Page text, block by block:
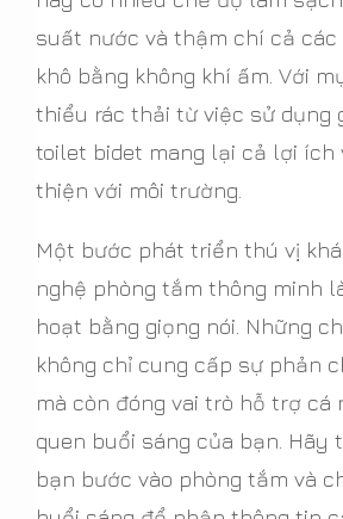
suất nước và thậm chí cả
khô bằng không khí ấm. Với
thiểu rác thải từ việc sử dụng
toilet bidet mang lại cả lợi ích
thiện với môi trường.
Một bước phát triển thú vị
nghệ phòng tắm thông minh
hoạt bằng giọng nói. Những
không chỉ cung cấp sự phản
mà còn đóng vai trò hỗ trợ cá
quen buổi sáng của bạn. Hãy
bạn bước vào phòng tắm và